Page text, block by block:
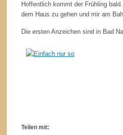
Hoffentlich kommt der Frühling
dem Haus zu gehen und mir am
Die ersten Anzeichen sind in Bad
Teilen mit: